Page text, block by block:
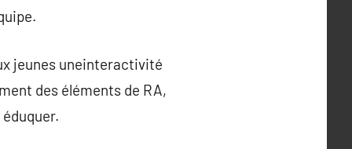
jeunes uneinteractivité
des éléments de RA,